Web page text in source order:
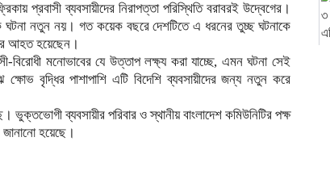
প্রবাসী ব্যবসায়ীদের নিরাপত্তা পরিস্থিতি বরাবরই উদ্বেগের।
ঘটনা নতুন নয়। গত কয়েক বছরে দেশটিতে এ ধরনের তুচ্ছ ঘটনাকে
আহত হয়েছেন।
বিরোধী মনোভাবের যে উত্তাপ লক্ষ্য করা যাচ্ছে, এমন ঘটনা সেই
বৃদ্ধির পাশাপাশি এটি বিদেশি ব্যবসায়ীদের জন্য নতুন করে
ভুক্তভোগী ব্যবসায়ীর পরিবার ও স্থানীয় বাংলাদেশ কমিউনিটির পক্ষ
জানানো হয়েছে।